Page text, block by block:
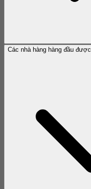
Các nhà hàng hàng đầu